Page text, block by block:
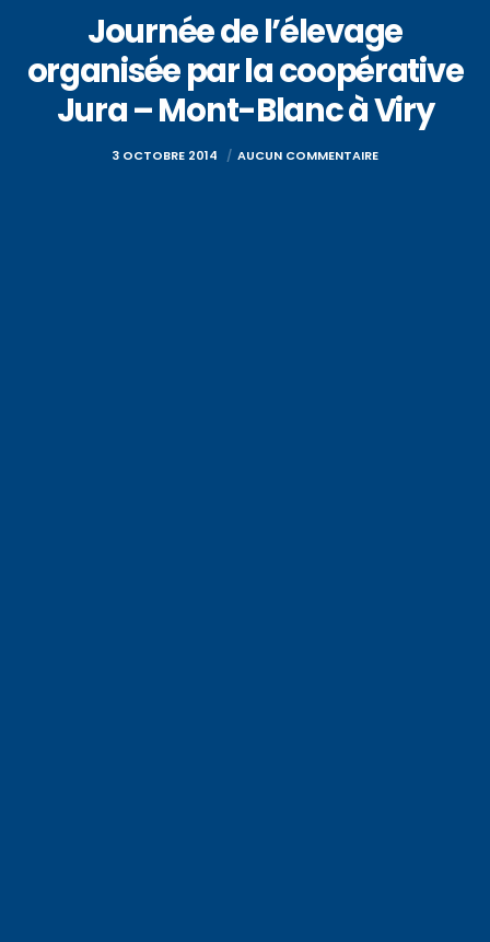
Journée de l’élevage
organisée par la coopérative
Jura – Mont-Blanc à Viry
3 OCTOBRE 2014 AUCUN COMMENTAIRE